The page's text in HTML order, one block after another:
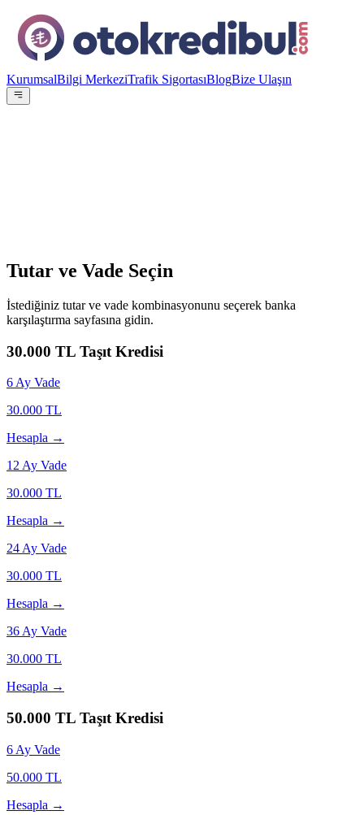
KurumsalBilgi MerkeziTrafik SigortasıBlogBize Ulaşın
Tutar ve Vade Seçin
İstediğiniz tutar ve vade kombinasyonunu seçerek banka
karşılaştırma sayfasına gidin.
30.000 TL Taşıt Kredisi
6 Ay Vade
30.000 TL
Hesapla →
12 Ay Vade
30.000 TL
Hesapla →
24 Ay Vade
30.000 TL
Hesapla →
36 Ay Vade
30.000 TL
Hesapla →
50.000 TL Taşıt Kredisi
6 Ay Vade
50.000 TL
Hesapla →